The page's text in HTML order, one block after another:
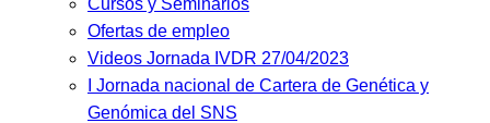
Ofertas de empleo
Videos Jornada IVDR 27/04/2023
I Jornada nacional de Cartera de Genética y
Genómica del SNS